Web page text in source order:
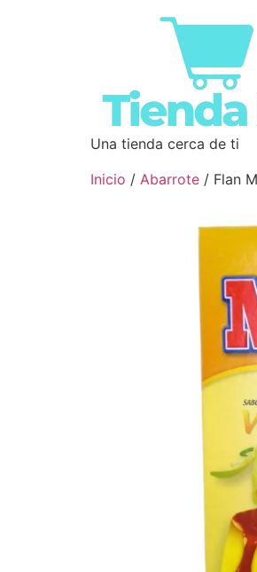
Una tienda cerca de ti
Inicio / Abarrote / Flan